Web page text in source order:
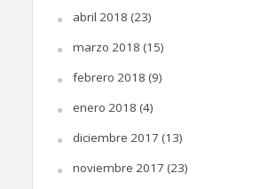
abril 2018 (23)
marzo 2018 (15)
febrero 2018 (9)
enero 2018 (4)
diciembre 2017 (13)
noviembre 2017 (23)